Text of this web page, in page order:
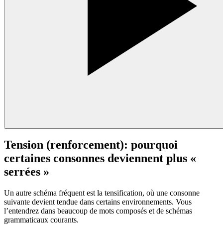
Tension (renforcement): pourquoi
certaines consonnes deviennent plus «
serrées »
Un autre schéma fréquent est la tensification, où une consonne
suivante devient tendue dans certains environnements. Vous
l’entendrez dans beaucoup de mots composés et de schémas
grammaticaux courants.